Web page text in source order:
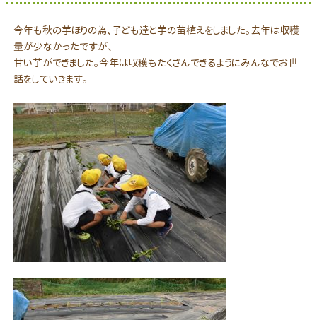
今年も秋の芋ほりの為、子ども達と芋の苗植えをしました。去年は収穫
量が少なかったですが、
甘い芋ができました。今年は収穫もたくさんできるようにみんなでお世
話をしていきます。